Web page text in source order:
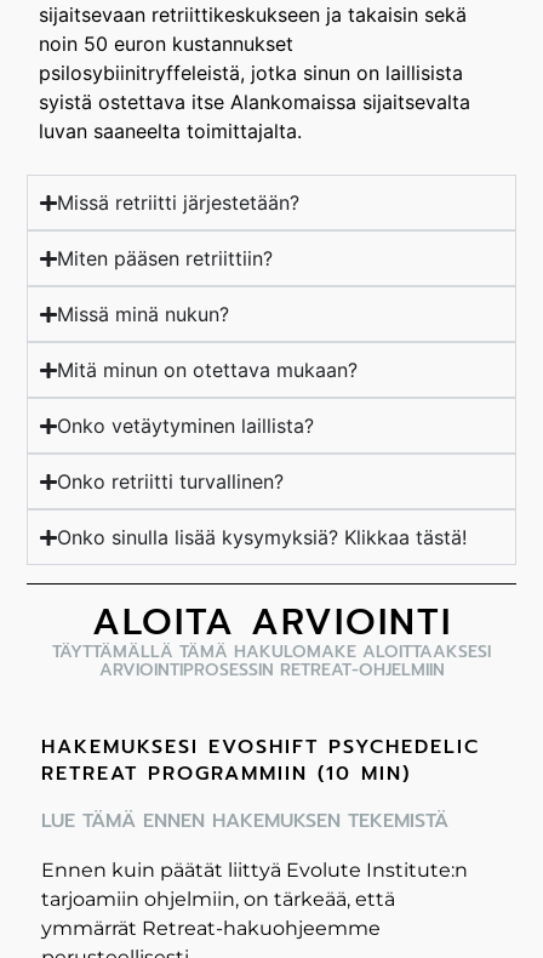
sijaitsevaan retriittikeskukseen ja takaisin sekä
noin 50 euron kustannukset
psilosybiinitryffeleistä, jotka sinun on laillisista
syistä ostettava itse Alankomaissa sijaitsevalta
luvan saaneelta toimittajalta.
Missä retriitti järjestetään?
Miten pääsen retriittiin?
Missä minä nukun?
Mitä minun on otettava mukaan?
Onko vetäytyminen laillista?
Onko retriitti turvallinen?
Onko sinulla lisää kysymyksiä? Klikkaa tästä!
ALOITA ARVIOINTI
TÄYTTÄMÄLLÄ TÄMÄ HAKULOMAKE ALOITTAAKSESI
ARVIOINTIPROSESSIN RETREAT-OHJELMIIN
HAKEMUKSESI EVOSHIFT PSYCHEDELIC
RETREAT PROGRAMMIIN (10 MIN)
LUE TÄMÄ ENNEN HAKEMUKSEN TEKEMISTÄ
Ennen kuin päätät liittyä Evolute Institute:n
tarjoamiin ohjelmiin, on tärkeää, että
ymmärrät Retreat-hakuohjeemme